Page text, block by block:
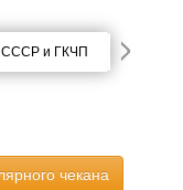
СССР и ГКЧП
чекана